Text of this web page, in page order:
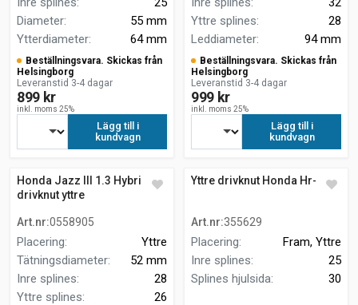
Diameter:
55 mm
Ytterdiameter: 64 mm
Beställningsvara. Skickas från
Helsingborg
Leveranstid 3-4 dagar
899 kr
inkl. moms 25%
Lägg till i
kundvagn
Yttre splines:
28
Leddiameter: 94 mm
Beställningsvara. Skickas från
Helsingborg
Leveranstid 3-4 dagar
999 kr
inkl. moms 25%
Lägg till i
kundvagn
Honda Jazz III 1.3 Hybrid
drivknut yttre
Art.nr:0558905
Placering:
Yttre
Tätningsdiameter:
52 mm
Inre splines:
28
Yttre splines: 26
Yttre drivknut Honda Hr-v 1.5
Art.nr:355629
Placering:
Fram, Yttre
Inre splines:
25
Splines hjulsida: 30